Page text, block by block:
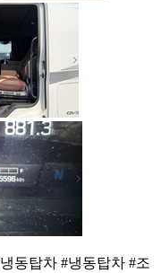
동탑차 #냉동탑차 #조